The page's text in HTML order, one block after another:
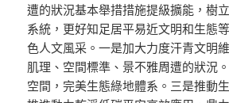
遭的狀況基本舉措措施提級擴能，樹
系統，更好知足居平易近文明和生態
色人文風采。一是加大力度汗青文明
肌理、空間標準、景不雅周遭的狀況
空間，完美生態綠地體系。三是推動